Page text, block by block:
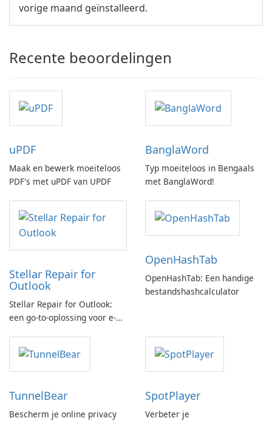
vorige maand geïnstalleerd.
Recente beoordelingen
uPDF
Maak en bewerk moeiteloos
PDF's met uPDF van UPDF
BanglaWord
Typ moeiteloos in Bengaals
met BanglaWord!
Stellar Repair for
Outlook
Stellar Repair for Outlook:
een go-to-oplossing voor e-
OpenHashTab
OpenHashTab: Een handige
bestandshashcalculator
TunnelBear
Bescherm je online privacy
SpotPlayer
Verbeter je